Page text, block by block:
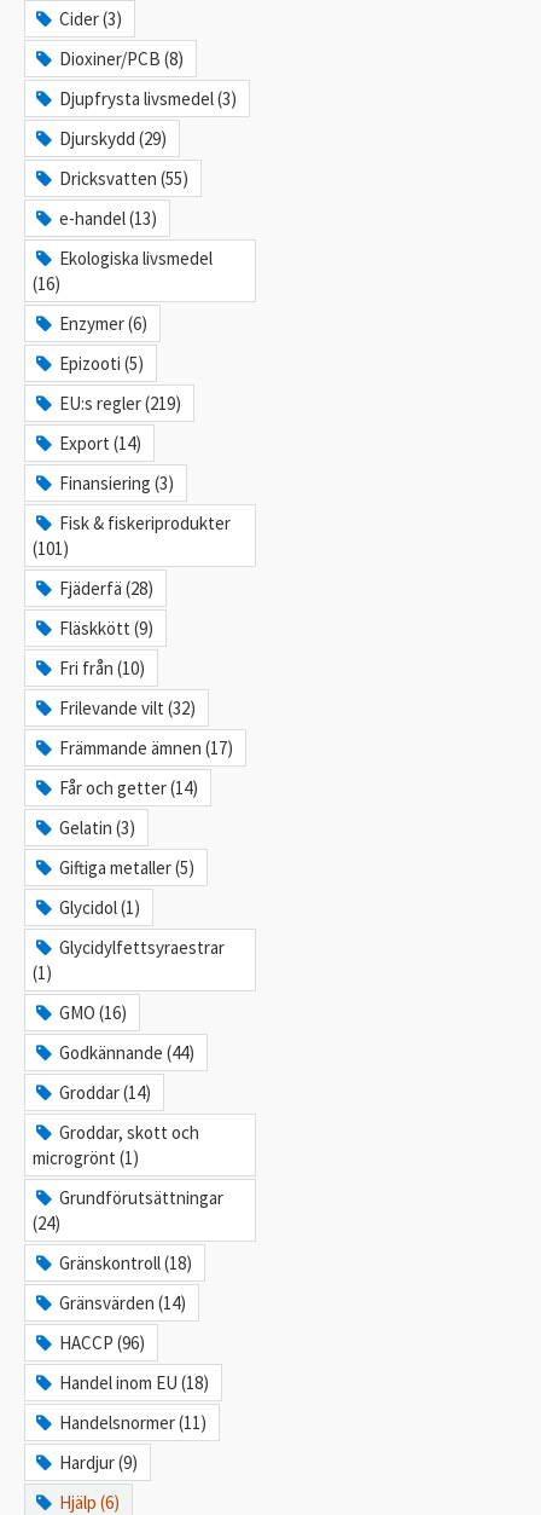
Cider (3)
Dioxiner/PCB (8)
Djupfrysta livsmedel (3)
Djurskydd (29)
Dricksvatten (55)
e-handel (13)
Ekologiska livsmedel
(16)
Enzymer (6)
Epizooti (5)
EU:s regler (219)
Export (14)
Finansiering (3)
Fisk & fiskeriprodukter
(101)
Fjäderfä (28)
Fläskkött (9)
Fri från (10)
Frilevande vilt (32)
Främmande ämnen (17)
Får och getter (14)
Gelatin (3)
Giftiga metaller (5)
Glycidol (1)
Glycidylfettsyraestrar
(1)
GMO (16)
Godkännande (44)
Groddar (14)
Groddar, skott och
microgrönt (1)
Grundförutsättningar
(24)
Gränskontroll (18)
Gränsvärden (14)
HACCP (96)
Handel inom EU (18)
Handelsnormer (11)
Hardjur (9)
Hjälp (6)